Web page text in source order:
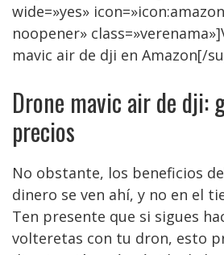
wide=»yes»
noopener»
mavic air de dji en Amazon[/
Drone mavic air de dji:
precios
No obstante, los beneficios
dinero se ven ahí, y no en el
Ten presente que si sigues
volteretas con tu dron, esto